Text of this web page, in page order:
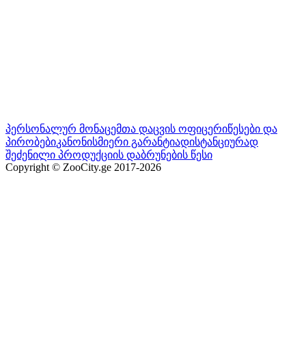
პერსონალურ მონაცემთა დაცვის ოფიცერიწესები და
პირობებიკანონისმიერი გარანტიადისტანციურად
შეძენილი პროდუქციის დაბრუნების წესი
Copyright © ZooCity.ge 2017-2026